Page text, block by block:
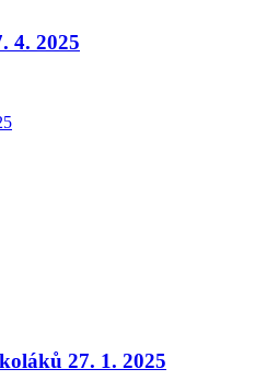
4. 2025
27. 1. 2025